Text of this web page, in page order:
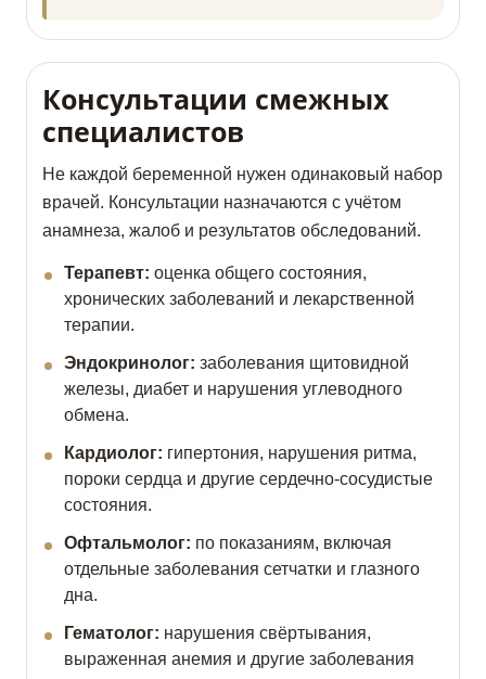
Консультации смежных
специалистов
Не каждой беременной нужен одинаковый набор
врачей. Консультации назначаются с учётом
анамнеза, жалоб и результатов обследований.
Терапевт: оценка общего состояния,
хронических заболеваний и лекарственной
терапии.
Эндокринолог: заболевания щитовидной
железы, диабет и нарушения углеводного
обмена.
Кардиолог: гипертония, нарушения ритма,
пороки сердца и другие сердечно-сосудистые
состояния.
Офтальмолог: по показаниям, включая
отдельные заболевания сетчатки и глазного
дна.
Гематолог: нарушения свёртывания,
выраженная анемия и другие заболевания